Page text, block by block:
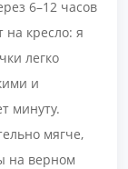
6–12 часов
на кресло: я
легко
и
минуту.
мягче,
на верном